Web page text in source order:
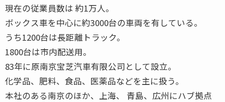
現在の従業員数は 約1万人。
ボックス車を中心に約3000台の車両を有している。
うち1200台は長距離トラック。
1800台は市内配送用。
83年に原南京宝芝汽車有限公司として設立。
化学品、肥料、食品、医薬品などを主に扱う。
本社のある南京のほか、上海、 青島、広州にハブ拠点